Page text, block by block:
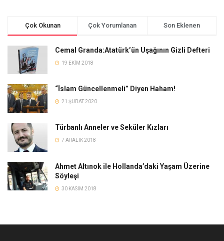
Çok Okunan Çok Yorumlanan Son Eklenen
Cemal Granda:Atatürk’ün Uşağının Gizli Defteri
19 EKIM 2018
“İslam Güncellenmeli” Diyen Haham!
21 ŞUBAT 2020
Türbanlı Anneler ve Seküler Kızları
7 ARALIK 2018
Ahmet Altınok ile Hollanda’daki Yaşam Üzerine
Söyleşi
30 KASIM 2018